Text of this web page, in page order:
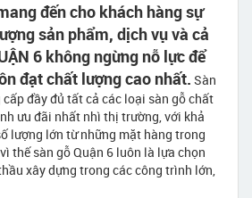
đến cho khách hàng sự
sản phẩm, dịch vụ và cả
6 không ngừng nỗ lực để
đạt chất lượng cao nhất. Sàn
đầy đủ tất cả các loại sàn gỗ chất
ưu đãi nhất nhì thị trường, với khả
lượng lớn từ những mặt hàng trong
thế sàn gỗ Quận 6 luôn là lựa chọn
xây dựng trong các công trình lớn,